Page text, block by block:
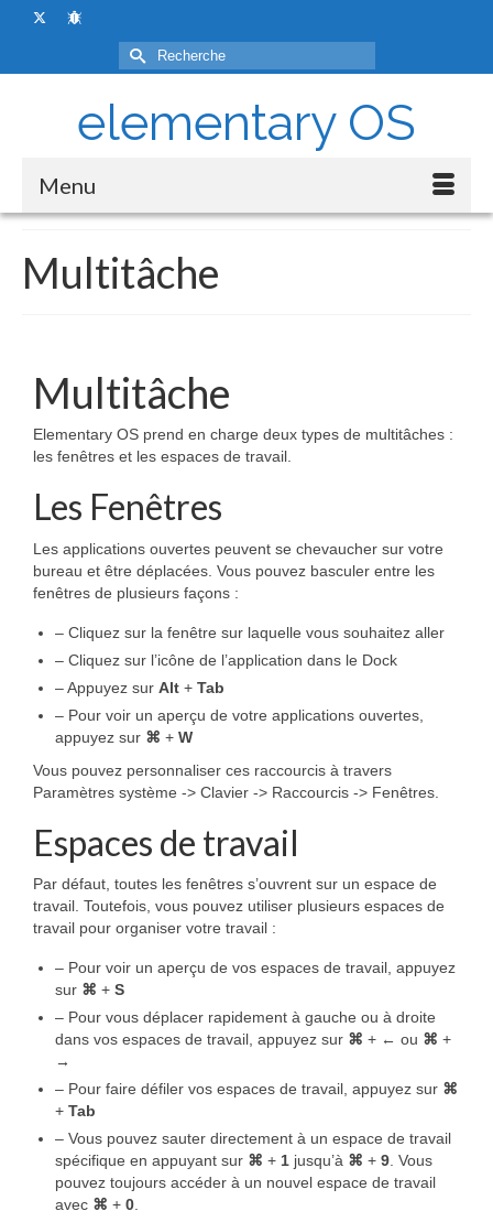
Rechercher :
elementary OS
Menu
Multitâche
Multitâche
Elementary OS prend en charge deux types de multitâches :
les fenêtres et les espaces de travail.
Les Fenêtres
Les applications ouvertes peuvent se chevaucher sur votre
bureau et être déplacées. Vous pouvez basculer entre les
fenêtres de plusieurs façons :
– Cliquez sur la fenêtre sur laquelle vous souhaitez aller
– Cliquez sur l’icône de l’application dans le Dock
– Appuyez sur Alt + Tab
– Pour voir un aperçu de votre applications ouvertes,
appuyez sur ⌘ + W
Vous pouvez personnaliser ces raccourcis à travers
Paramètres système -> Clavier -> Raccourcis -> Fenêtres.
Espaces de travail
Par défaut, toutes les fenêtres s’ouvrent sur un espace de
travail. Toutefois, vous pouvez utiliser plusieurs espaces de
travail pour organiser votre travail :
– Pour voir un aperçu de vos espaces de travail, appuyez
sur ⌘ + S
– Pour vous déplacer rapidement à gauche ou à droite
dans vos espaces de travail, appuyez sur ⌘ + ← ou ⌘ +
→
– Pour faire défiler vos espaces de travail, appuyez sur ⌘
+ Tab
– Vous pouvez sauter directement à un espace de travail
spécifique en appuyant sur ⌘ + 1 jusqu’à ⌘ + 9. Vous
pouvez toujours accéder à un nouvel espace de travail
avec ⌘ + 0.